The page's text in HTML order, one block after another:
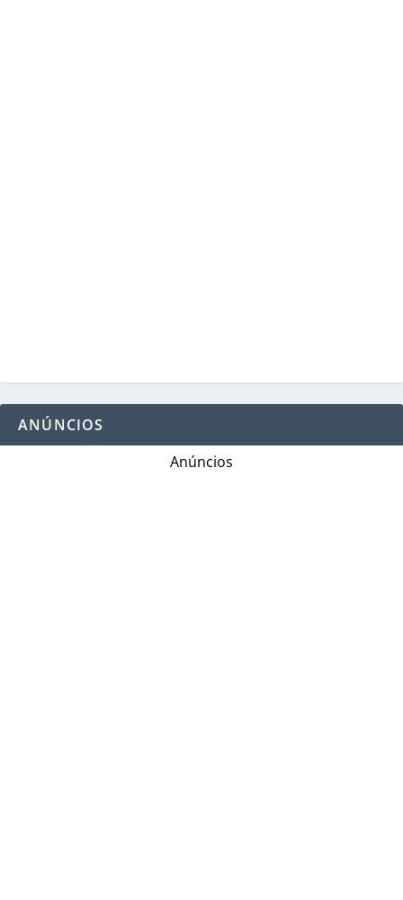
ANÚNCIOS
Anúncios